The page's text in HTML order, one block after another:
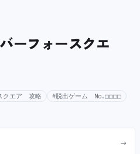
フォースクエ
クエア 攻略
#脱出ゲーム No.□□□□
→